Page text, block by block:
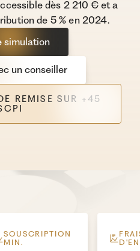
dès 2 210 € et a
de 5 % en 2024.
simulation
un conseiller
REMISE SUR +45
SOUSCRIPTION
MIN.